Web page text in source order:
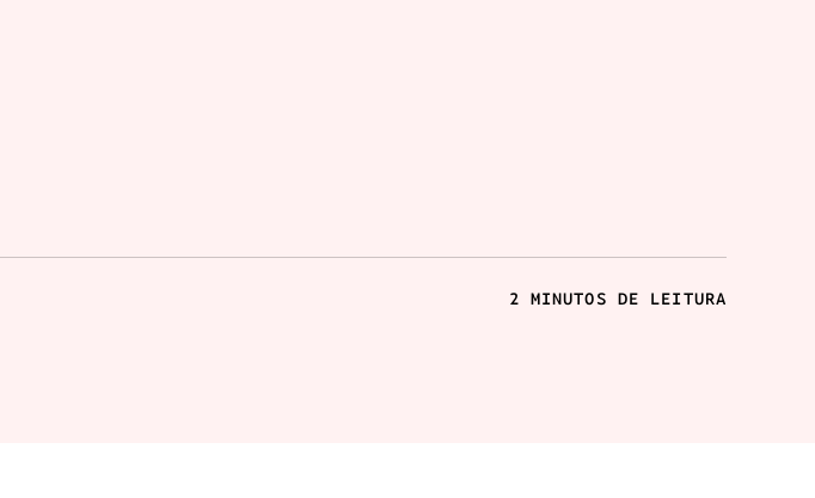
2 MINUTOS DE LEITURA